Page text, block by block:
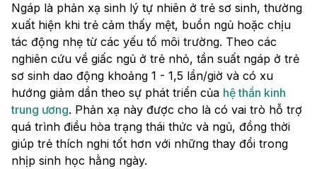
Ngáp là phản xạ sinh lý tự nhiên ở trẻ sơ sinh, thường
xuất hiện khi trẻ cảm thấy mệt, buồn ngủ hoặc chịu
tác động nhẹ từ các yếu tố môi trường. Theo các
nghiên cứu về giấc ngủ ở trẻ nhỏ, tần suất ngáp ở trẻ
sơ sinh dao động khoảng 1 - 1,5 lần/giờ và có xu
hướng giảm dần theo sự phát triển của hệ thần kinh
trung ương. Phản xạ này được cho là có vai trò hỗ trợ
quá trình điều hòa trạng thái thức và ngủ, đồng thời
giúp trẻ thích nghi tốt hơn với những thay đổi trong
nhịp sinh học hằng ngày.